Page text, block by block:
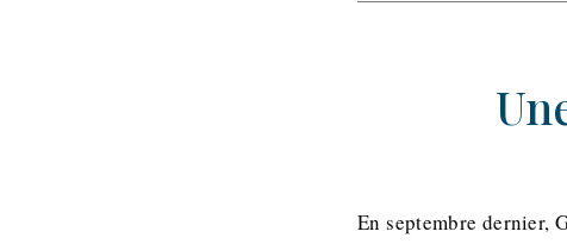
En septembre dernier,